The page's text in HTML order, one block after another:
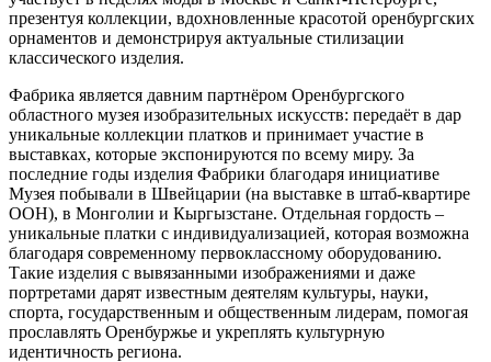
презентуя коллекции, вдохновленные красотой оренбургских
орнаментов и демонстрируя актуальные стилизации
классического изделия.
Фабрика является давним партнёром Оренбургского
областного музея изобразительных искусств: передаёт в дар
уникальные коллекции платков и принимает участие в
выставках, которые экспонируются по всему миру. За
последние годы изделия Фабрики благодаря инициативе
Музея побывали в Швейцарии (на выставке в штаб-квартире
ООН), в Монголии и Кыргызстане. Отдельная гордость –
уникальные платки с индивидуализацией, которая возможна
благодаря современному первоклассному оборудованию.
Такие изделия с вывязанными изображениями и даже
портретами дарят известным деятелям культуры, науки,
спорта, государственным и общественным лидерам, помогая
прославлять Оренбуржье и укреплять культурную
идентичность региона.